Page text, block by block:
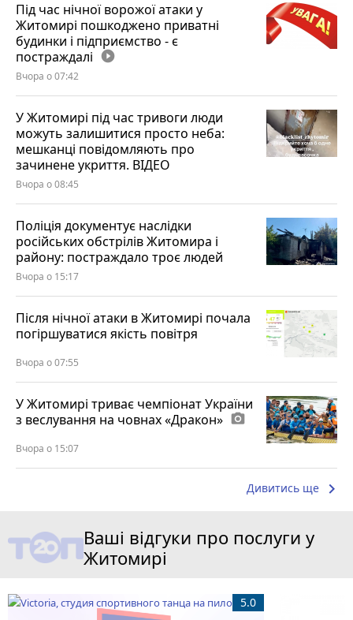
Під час нічної ворожої атаки у
Житомирі пошкоджено приватні
будинки і підприємство - є
постраждалі play_circle_filled
Вчора о 07:42
У Житомирі під час тривоги люди
можуть залишитися просто неба:
мешканці повідомляють про
зачинене укриття. ВІДЕО
Вчора о 08:45
Поліція документує наслідки
російських обстрілів Житомира і
району: постраждало троє людей
Вчора о 15:17
Після нічної атаки в Житомирі почала
погіршуватися якість повітря
Вчора о 07:55
У Житомирі триває чемпіонат України
з веслування на човнах «Дракон» photo_camera
Вчора о 15:07
Дивитись ще keyboard_arrow_right
Ваші відгуки про послуги у
Житомирі
5.0